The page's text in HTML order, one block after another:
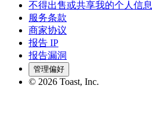
不得出售或共享我的个人信息
服务条款
商家协议
报告 IP
报告漏洞
管理偏好
© 2026 Toast, Inc.